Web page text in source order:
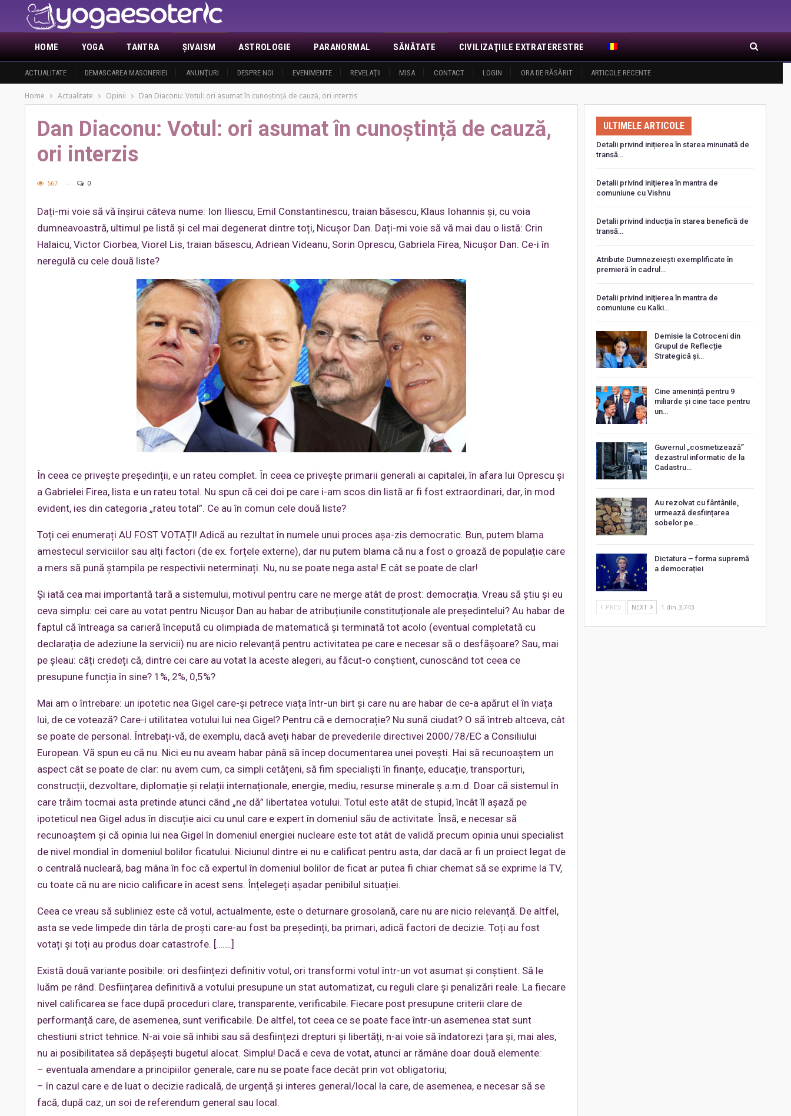
HOME
ACTUALITATE DEMASCAREA MASONERIEI ANUNŢURI DESPRE NOI EVENIMENTE REVELAŢII MISA CONTACT LOGIN ORA DE RĂSĂRIT ARTICOLE RECENTE
YOGA TANTRA ŞIVAISM ASTROLOGIE PARANORMAL SĂNĂTATE CIVILIZAŢIILE EXTRATERESTRE
Home Actualitate Opinii Dan Diaconu: Votul: ori asumat în cunoștință de cauză, ori interzis
Dan Diaconu: Votul: ori asumat în cunoștință de cauză,
ori interzis
567 0
Dați-mi voie să vă înșirui câteva nume: Ion Iliescu, Emil Constantinescu, traian băsescu, Klaus Iohannis și, cu voia
dumneavoastră, ultimul pe listă și cel mai degenerat dintre toți, Nicușor Dan. Dați-mi voie să vă mai dau o listă: Crin
Halaicu, Victor Ciorbea, Viorel Lis, traian băsescu, Adriean Videanu, Sorin Oprescu, Gabriela Firea, Nicușor Dan. Ce-i în
neregulă cu cele două liste?
În ceea ce privește președinții, e un rateu complet. În ceea ce privește primarii generali ai capitalei, în afara lui Oprescu și
a Gabrielei Firea, lista e un rateu total. Nu spun că cei doi pe care i-am scos din listă ar fi fost extraordinari, dar, în mod
evident, ies din categoria „rateu total”. Ce au în comun cele două liste?
Toți cei enumerați AU FOST VOTAȚI! Adică au rezultat în numele unui proces așa-zis democratic. Bun, putem blama
amestecul serviciilor sau alți factori (de ex. forțele externe), dar nu putem blama că nu a fost o groază de populație care
a mers să pună ștampila pe respectivii neterminați. Nu, nu se poate nega asta! E cât se poate de clar!
Și iată cea mai importantă tară a sistemului, motivul pentru care ne merge atât de prost: democrația. Vreau să știu și eu
ceva simplu: cei care au votat pentru Nicușor Dan au habar de atribuțiunile constituționale ale președintelui? Au habar de
faptul că întreaga sa carieră începută cu olimpiada de matematică și terminată tot acolo (eventual completată cu
declarația de adeziune la servicii) nu are nicio relevanță pentru activitatea pe care e necesar să o desfășoare? Sau, mai
pe șleau: câți credeți că, dintre cei care au votat la aceste alegeri, au făcut-o conștient, cunoscând tot ceea ce
presupune funcția în sine? 1%, 2%, 0,5%?
Mai am o întrebare: un ipotetic nea Gigel care-și petrece viața într-un birt și care nu are habar de ce-a apărut el în viața
lui, de ce votează? Care-i utilitatea votului lui nea Gigel? Pentru că e democrație? Nu sună ciudat? O să întreb altceva, cât
se poate de personal. Întrebați-vă, de exemplu, dacă aveți habar de prevederile directivei 2000/78/EC a Consiliului
European. Vă spun eu că nu. Nici eu nu aveam habar până să încep documentarea unei povești. Hai să recunoaștem un
aspect cât se poate de clar: nu avem cum, ca simpli cetățeni, să fim specialiști în finanțe, educație, transporturi,
construcții, dezvoltare, diplomație și relații internaționale, energie, mediu, resurse minerale ș.a.m.d. Doar că sistemul în
care trăim tocmai asta pretinde atunci când „ne dă” libertatea votului. Totul este atât de stupid, încât îl așază pe
ipoteticul nea Gigel adus în discuție aici cu unul care e expert în domeniul său de activitate. Însă, e necesar să
recunoaștem și că opinia lui nea Gigel în domeniul energiei nucleare este tot atât de validă precum opinia unui specialist
de nivel mondial în domeniul bolilor ficatului. Niciunul dintre ei nu e calificat pentru asta, dar dacă ar fi un proiect legat de
o centrală nucleară, bag mâna în foc că expertul în domeniul bolilor de ficat ar putea fi chiar chemat să se exprime la TV,
cu toate că nu are nicio calificare în acest sens. Înțelegeți așadar penibilul situației.
Ceea ce vreau să subliniez este că votul, actualmente, este o deturnare grosolană, care nu are nicio relevanță. De altfel,
asta se vede limpede din târla de proști care-au fost ba președinți, ba primari, adică factori de decizie. Toți au fost
votați și toți au produs doar catastrofe. […….]
Există două variante posibile: ori desființezi definitiv votul, ori transformi votul într-un vot asumat și conștient. Să le
luăm pe rând. Desființarea definitivă a votului presupune un stat automatizat, cu reguli clare și penalizări reale. La fiecare
nivel calificarea se face după proceduri clare, transparente, verificabile. Fiecare post presupune criterii clare de
performanță care, de asemenea, sunt verificabile. De altfel, tot ceea ce se poate face într-un asemenea stat sunt
chestiuni strict tehnice. N-ai voie să inhibi sau să desființezi drepturi și libertăți, n-ai voie să îndatorezi țara și, mai ales,
nu ai posibilitatea să depășești bugetul alocat. Simplu! Dacă e ceva de votat, atunci ar rămâne doar două elemente:
– eventuala amendare a principiilor generale, care nu se poate face decât prin vot obligatoriu;
– în cazul care e de luat o decizie radicală, de urgență și interes general/local la care, de asemenea, e necesar să se
facă, după caz, un soi de referendum general sau local.
ULTIMELE ARTICOLE
Detalii privind inițierea în starea minunată de
transă…
Detalii privind iniţierea în mantra de
comuniune cu Vishnu
Detalii privind inducția în starea benefică de
transă…
Atribute Dumnezeiești exemplificate în
premieră în cadrul…
Detalii privind iniţierea în mantra de
comuniune cu Kalki…
Demisie la Cotroceni din
Grupul de Reflecție
Strategică și…
Cine amenință pentru 9
miliarde și cine tace pentru
un…
Guvernul „cosmetizează”
dezastrul informatic de la
Cadastru…
Au rezolvat cu fântânile,
urmează desființarea
sobelor pe…
Dictatura – forma supremă
a democrației
PREV NEXT 1 din 3.743